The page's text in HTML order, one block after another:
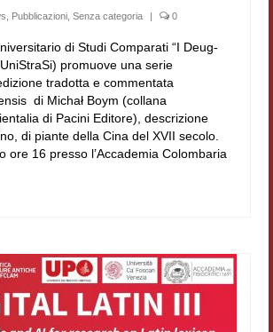
digitale
Rhythmorum Musicum
aretino del ‘200
Pubblicazioni Senza categoria | 0
di Studi Comparati “I Deug-
promuove una serie
tradotta e commentata
di Michał Boym (collana
di Pacini Editore), descrizione
di piante della Cina del XVII secolo.
ore 16 presso l’Accademia Colombaria